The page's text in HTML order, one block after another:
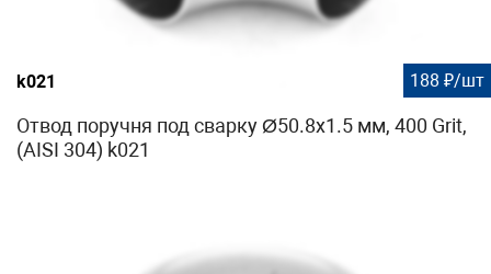
k021 188 ₽/шт
Отвод поручня под сварку Ø50.8х1.5 мм, 400 Grit,
(AISI 304) k021